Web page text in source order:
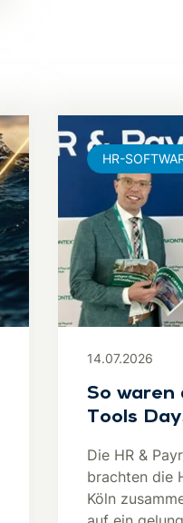
14.07.2026
So waren
Tools
Die HR &
brachten die
Köln
HR-